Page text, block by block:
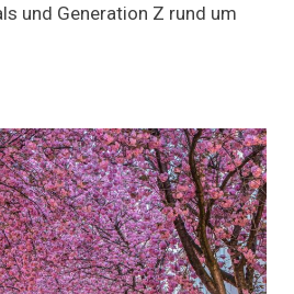
Matcha
und Generation Z rund um